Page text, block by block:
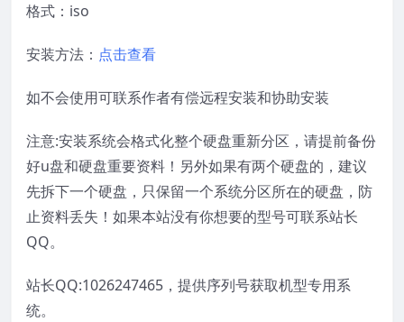
格式：iso
安装方法： 点击查看
如不会使用可联系作者有偿远程安装和协助安装
注意:安装系统会格式化整个硬盘重新分区，请提前备份
好u盘和硬盘重要资料！另外如果有两个硬盘的，建议
先拆下一个硬盘，只保留一个系统分区所在的硬盘，防
止资料丢失！如果本站没有你想要的型号可联系站长
QQ。
站长QQ:1026247465，提供序列号获取机型专用系
统。